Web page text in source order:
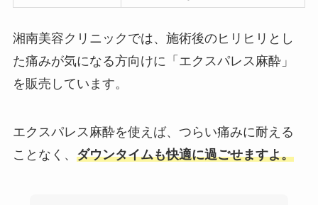
湘南美容クリニックでは、施術後のヒリヒリとし
た痛みが気になる方向けに「エクスパレス麻酔」
を販売しています。
エクスパレス麻酔を使えば、つらい痛みに耐える
ことなく、 ダウンタイムも快適に過ごせますよ。